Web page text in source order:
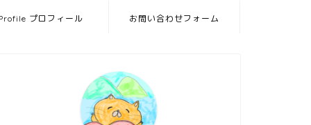
プロフィール お問い合わせフォーム